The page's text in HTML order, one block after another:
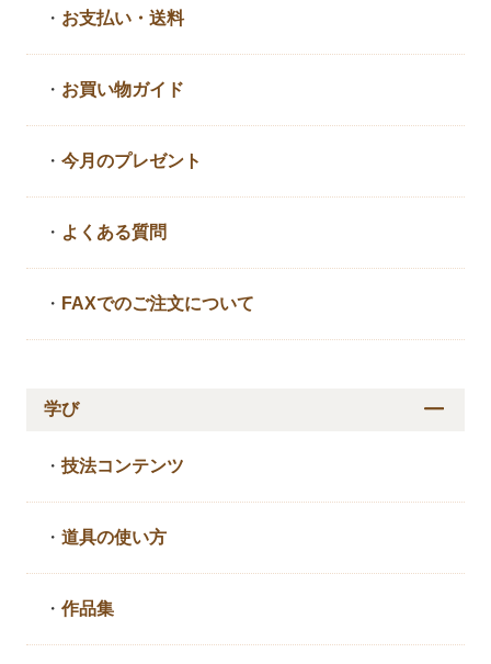
・ お支払い・送料
・ お買い物ガイド
・今月のプレゼント
・ よくある質問
・ FAXでのご注文について
学び
・技法コンテンツ
・道具の使い方
・作品集